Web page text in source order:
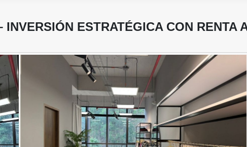
ESTRATÉGICA CON RENTA